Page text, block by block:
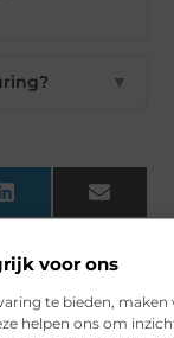
voor ons
te bieden, maken
helpen ons om
▼
LinkedIn Email